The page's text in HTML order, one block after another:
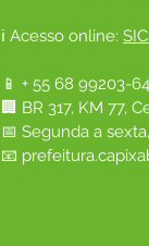
ℹ️ Acesso online: SIC
📱 + 55 68 99203-
🏢 BR 317, KM 77,
📅 Segunda a
📧